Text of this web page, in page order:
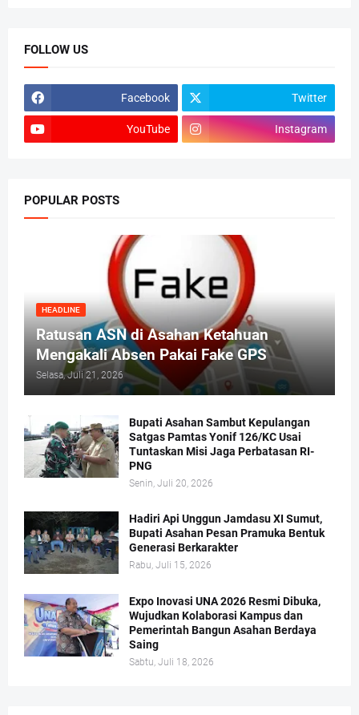
FOLLOW US
Facebook Twitter
YouTube Instagram
POPULAR POSTS
HEADLINE
Ratusan ASN di Asahan Ketahuan
Mengakali Absen Pakai Fake GPS
Selasa, Juli 21, 2026
Bupati Asahan Sambut Kepulangan
Satgas Pamtas Yonif 126/KC Usai
Tuntaskan Misi Jaga Perbatasan RI-
PNG
Senin, Juli 20, 2026
Hadiri Api Unggun Jamdasu XI Sumut,
Bupati Asahan Pesan Pramuka Bentuk
Generasi Berkarakter
Rabu, Juli 15, 2026
Expo Inovasi UNA 2026 Resmi Dibuka,
Wujudkan Kolaborasi Kampus dan
Pemerintah Bangun Asahan Berdaya
Saing
Sabtu, Juli 18, 2026